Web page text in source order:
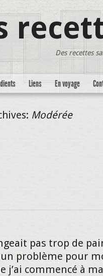
Des recettes
Liens En voyage
Modérée
pas trop de
un problème pour
j’ai commencé à